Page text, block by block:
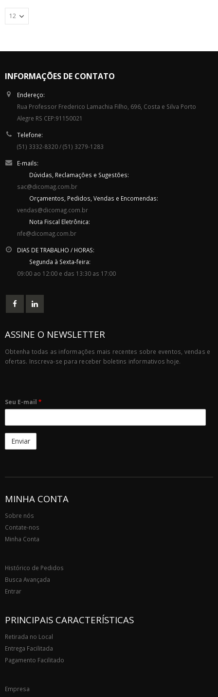
INFORMAÇÕES DE CONTATO
Endereço:
Rua Professor Frederico Lamachia Filho, 696, Costa e Silva Porto
Alegre RS CEP:91150021
Telefone:
(51) 3332-8320 / (51) 3279-1283
E-mails:
Dúvidas, Reclamações e Sugestões:
sac@dicomag.com.br
Orçamentos, Pedidos, Vendas e Encomendas:
vendas@dicomag.com.br
Nota Fiscal Eletrônica:
nfe@dicomag.com.br
DIAS DE TRABALHO / HORAS:
Segunda à Sexta-feira:
09:00 ao 12:00 e das 13:30 as 17:00
ASSINE O NEWSLETTER
Obtenha todas as informações mais recentes sobre eventos, vendas e
ofertas. Inscreva-se para receber boletins informativos hoje.
Seu E-mail *
MINHA CONTA
Sobre nós
Contate-nos
Minha Conta
Histórico de Pedidos
Busca Avançada
Entrar
PRINCIPAIS CARACTERÍSTICAS
Retirada no Local
Entrega Facilitada
Pagamento Facilitado
Empresa